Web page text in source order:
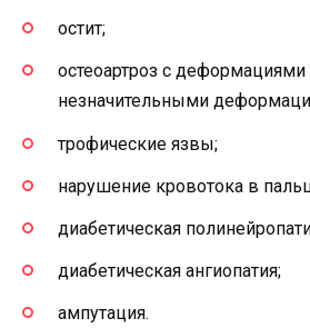
остит;
остеоартроз с
незначительными
трофические язвы;
нарушение кровотока в
диабетическая
диабетическая ангиопатия;
ампутация.